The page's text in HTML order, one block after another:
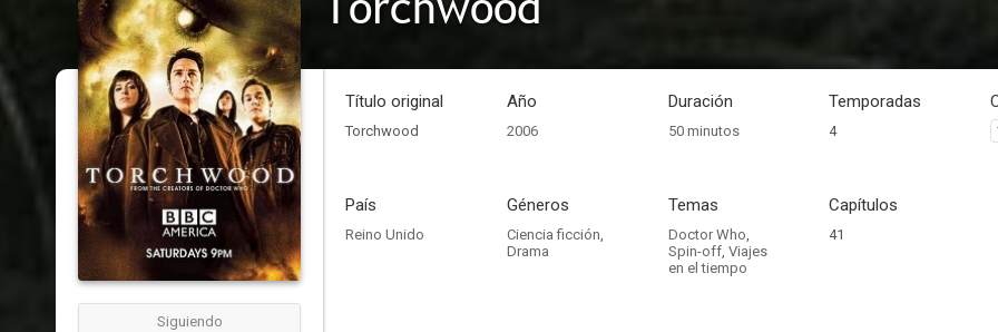
Siguiendo
Título original
Torchwood
Año
2006
Duración
50 minutos
Temporadas
4
País
Reino Unido
Géneros
Ciencia ficción,
Drama
Temas
Doctor Who,
Spin-off, Viajes
en el tiempo
Capítulos
41